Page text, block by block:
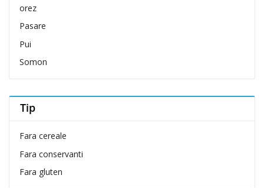
Cunipic
Delickcious
Dingo
Dog Chow
Dogit
dry sense
Eat&Fun
Eheim
orez
Pasare
Pui
Somon
Tip
Fara cereale
Fara conservanti
Fara gluten